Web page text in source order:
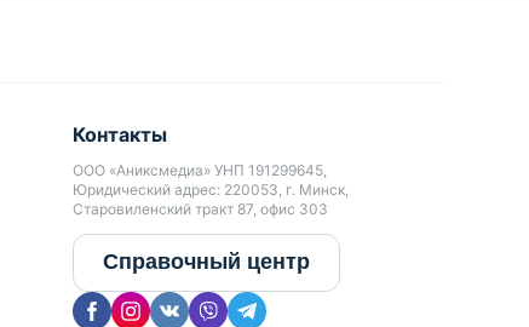
Контакты
ООО «Аниксмедиа» УНП 191299645,
Юридический адрес: 220053, г. Минск,
Старовиленский тракт 87, офис 303
Справочный центр